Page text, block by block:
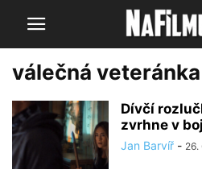
válečná veteránka
Dívčí
zvrhne v
Jan Barvíř - 26.